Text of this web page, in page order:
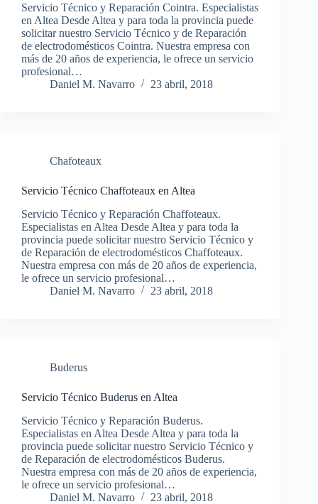
Servicio Técnico y Reparación Cointra. Especialistas
en Altea Desde Altea y para toda la provincia puede
solicitar nuestro Servicio Técnico y de Reparación
de electrodomésticos Cointra. Nuestra empresa con
más de 20 años de experiencia, le ofrece un servicio
profesional…
Daniel M. Navarro
23 abril, 2018
Chafoteaux
Servicio Técnico Chaffoteaux en Altea
Servicio Técnico y Reparación Chaffoteaux.
Especialistas en Altea Desde Altea y para toda la
provincia puede solicitar nuestro Servicio Técnico y
de Reparación de electrodomésticos Chaffoteaux.
Nuestra empresa con más de 20 años de experiencia,
le ofrece un servicio profesional…
Daniel M. Navarro
23 abril, 2018
Buderus
Servicio Técnico Buderus en Altea
Servicio Técnico y Reparación Buderus.
Especialistas en Altea Desde Altea y para toda la
provincia puede solicitar nuestro Servicio Técnico y
de Reparación de electrodomésticos Buderus.
Nuestra empresa con más de 20 años de experiencia,
le ofrece un servicio profesional…
Daniel M. Navarro
23 abril, 2018